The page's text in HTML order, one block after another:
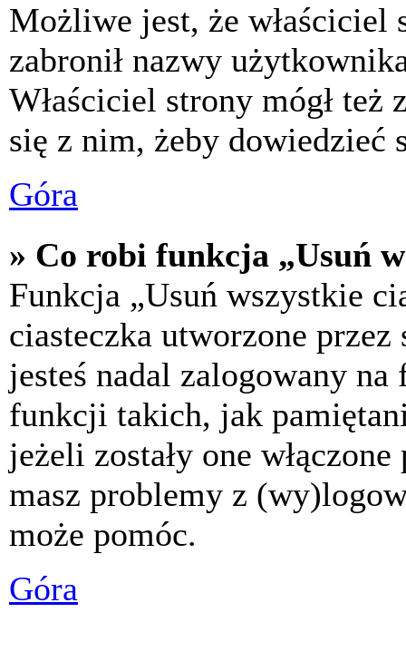
Możliwe jest, że właściciel
zabronił nazwy
Właściciel strony mógł
się z nim, żeby dowiedzieć
Góra
» Co robi funkcja „Usuń
Funkcja „Usuń wszystkie
ciasteczka utworzone
jesteś nadal zalogowany
funkcji takich, jak
jeżeli zostały one
masz problemy z
może pomóc.
Góra